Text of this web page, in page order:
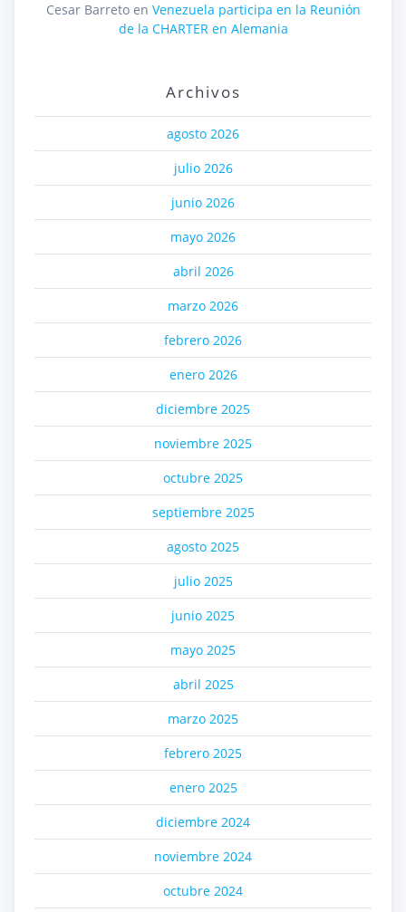
Cesar Barretoen Venezuela participa en la Reunión
de la CHARTER en Alemania
Archivos
agosto 2026
julio 2026
junio 2026
mayo 2026
abril 2026
marzo 2026
febrero 2026
enero 2026
diciembre 2025
noviembre 2025
octubre 2025
septiembre 2025
agosto 2025
julio 2025
junio 2025
mayo 2025
abril 2025
marzo 2025
febrero 2025
enero 2025
diciembre 2024
noviembre 2024
octubre 2024